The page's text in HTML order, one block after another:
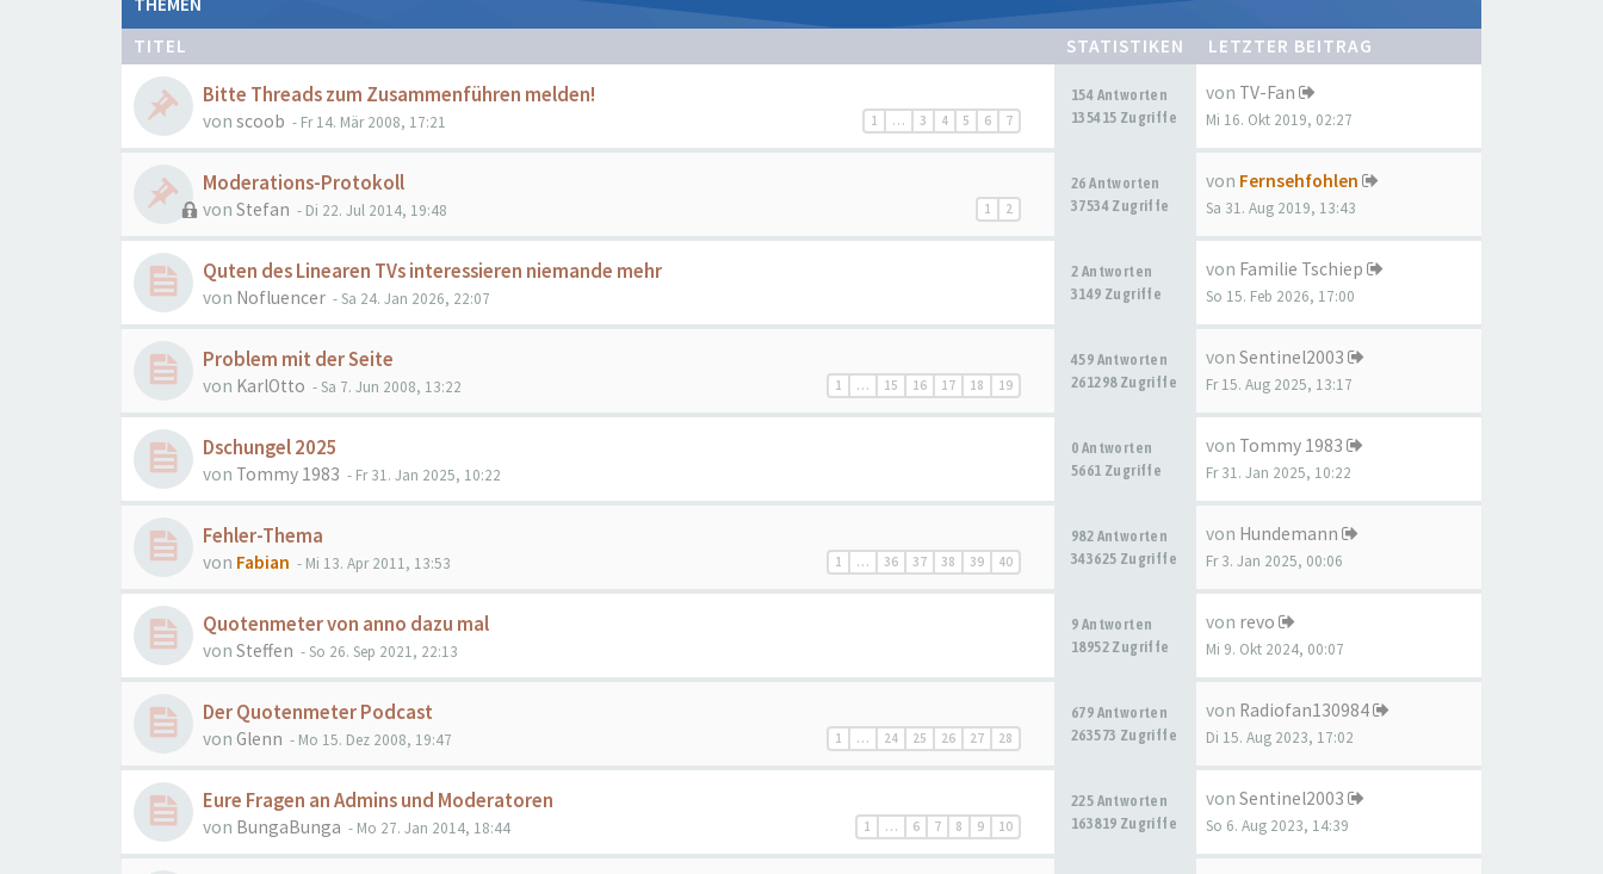
TITEL
STATISTIKEN LETZTER BEITRAG
Bitte Threads zum Zusammenführen melden!
1 … 3 4 5 6 7
von scoob - Fr 14. Mär 2008, 17:21
154 Antworten
135415 Zugriffe
von TV-Fan
Mi 16. Okt 2019, 02:27
Moderations-Protokoll
1 2
von Stefan - Di 22. Jul 2014, 19:48
26 Antworten
37534 Zugriffe
von Fernsehfohlen
Sa 31. Aug 2019, 13:43
Quten des Linearen TVs interessieren niemande mehr
von Nofluencer - Sa 24. Jan 2026, 22:07
2 Antworten
3149 Zugriffe
von Familie Tschiep
So 15. Feb 2026, 17:00
Problem mit der Seite
1 … 15 16 17 18 19
von KarlOtto - Sa 7. Jun 2008, 13:22
459 Antworten
261298 Zugriffe
von Sentinel2003
Fr 15. Aug 2025, 13:17
Dschungel 2025
von Tommy 1983 - Fr 31. Jan 2025, 10:22
0 Antworten
5661 Zugriffe
von Tommy 1983
Fr 31. Jan 2025, 10:22
Fehler-Thema
1 … 36 37 38 39 40
von Fabian - Mi 13. Apr 2011, 13:53
982 Antworten
343625 Zugriffe
von Hundemann
Fr 3. Jan 2025, 00:06
Quotenmeter von anno dazu mal
von Steffen - So 26. Sep 2021, 22:13
9 Antworten
18952 Zugriffe
von revo
Mi 9. Okt 2024, 00:07
Der Quotenmeter Podcast
1 … 24 25 26 27 28
von Glenn - Mo 15. Dez 2008, 19:47
679 Antworten
263573 Zugriffe
von Radiofan130984
Di 15. Aug 2023, 17:02
Eure Fragen an Admins und Moderatoren
1 … 6 7 8 9 10
von BungaBunga - Mo 27. Jan 2014, 18:44
225 Antworten
163819 Zugriffe
von Sentinel2003
So 6. Aug 2023, 14:39